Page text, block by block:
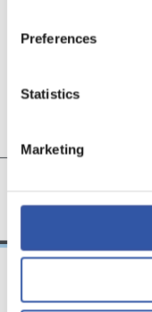
Preferences
Statistics
Marketing
26/07/2026